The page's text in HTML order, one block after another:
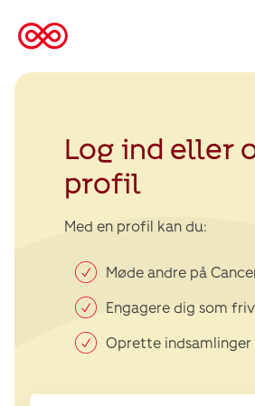
Tilbage
Kræftens
Log ind eller
profil
Med en profil kan du:
Møde andre på
Engagere dig som
Oprette indsamlinger